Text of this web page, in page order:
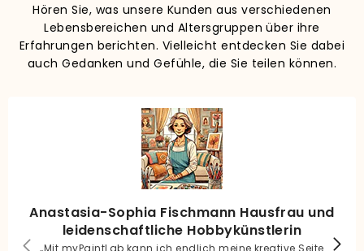
Hören Sie, was unsere Kunden aus verschiedenen
Lebensbereichen und Altersgruppen über ihre
Erfahrungen berichten. Vielleicht entdecken Sie dabei
auch Gedanken und Gefühle, die Sie teilen können.
Anastasia-Sophia Fischmann Hausfrau und
leidenschaftliche Hobbykünstlerin
„Mit myPaintLab kann ich endlich meine kreative Seite